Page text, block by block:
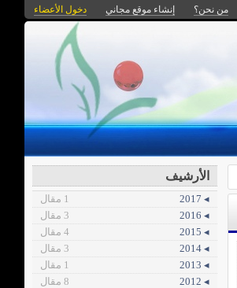
من نحن؟ إنشاء موقع مجاني دخول الأعضاء
الأرشيف
◂ 2017
1 مقال
◂ 2016
3 مقال
◂ 2015
4 مقال
◂ 2014
3 مقال
◂ 2013
1 مقال
◂ 2012
8 مقال